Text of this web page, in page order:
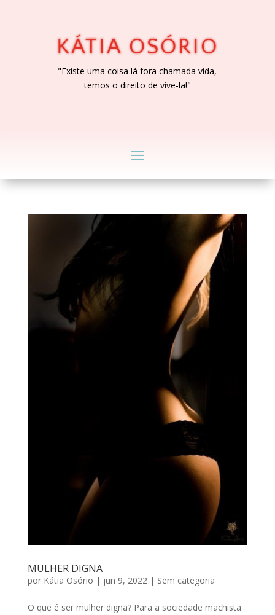
KÁTIA OSÓRIO
"Existe uma coisa lá fora chamada vida,
temos o direito de vive-la!"
MULHER DIGNA
por Kátia Osório | jun 9, 2022| Sem categoria
O que é ser mulher digna? Para a sociedade machista